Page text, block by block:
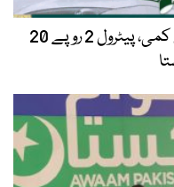
پیٹرولیم مصنوعات کی قیمتوں میں کمی، پیٹرول 2 روپے 20